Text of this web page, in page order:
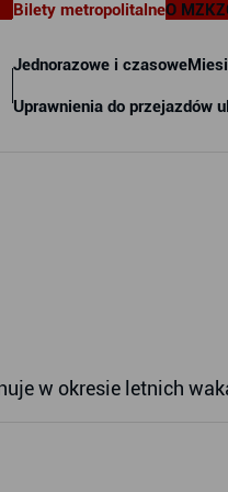
Bilety metropolitalne
Jednorazowe i czasowe
Uprawnienia do przejazdów
O
w okresie letnich